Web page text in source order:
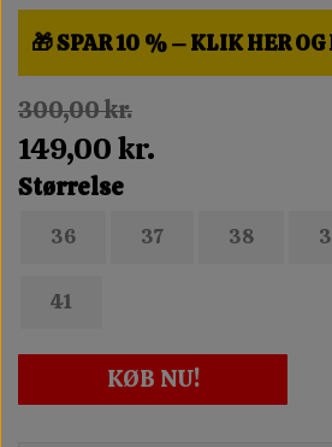
🎁 SPAR 10 % – KLIK HER
300,00 kr.
149,00 kr.
Størrelse
36 37 38
41
KØB NU!